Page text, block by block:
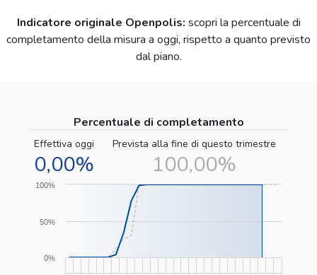
Indicatore originale Openpolis: scopri la percentuale di
completamento della misura a oggi, rispetto a quanto previsto
dal piano.
Percentuale di completamento
Effettiva oggi Prevista alla fine di questo trimestre
0,00% 100,00%
0%
50%
100%